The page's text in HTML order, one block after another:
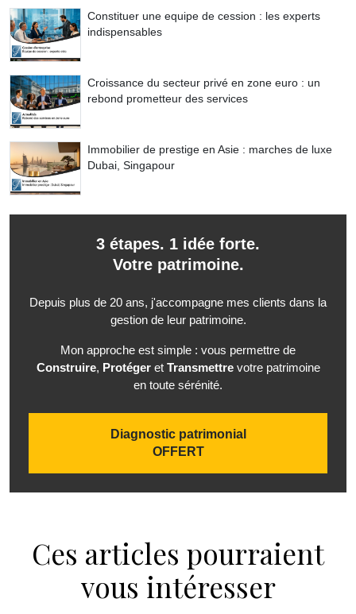
Constituer une equipe de cession : les experts
indispensables
Croissance du secteur privé en zone euro : un
rebond prometteur des services
Immobilier de prestige en Asie : marches de luxe
Dubai, Singapour
3 étapes. 1 idée forte.
Votre patrimoine.
Depuis plus de 20 ans, j'accompagne mes clients dans la
gestion de leur patrimoine.
Mon approche est simple : vous permettre de
Construire, Protégeret Transmettrevotre patrimoine
en toute sérénité.
Diagnostic patrimonial
OFFERT
Ces articles pourraient
vous intéresser